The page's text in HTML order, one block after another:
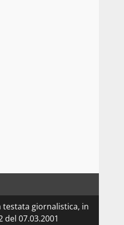
testata giornalistica, in
07.03.2001